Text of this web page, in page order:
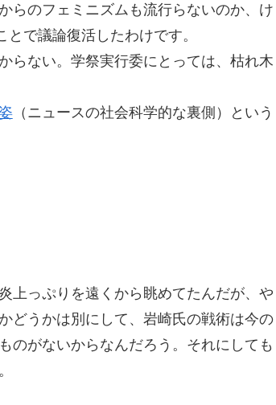
らのフェミニズムも流行らないのか、け
で議論復活したわけです。
らない。学祭実行委にとっては、枯れ木
（ニュースの社会科学的な裏側）という
上っぷりを遠くから眺めてたんだが、や
どうかは別にして、岩崎氏の戦術は今の
のがないからなんだろう。それにしても